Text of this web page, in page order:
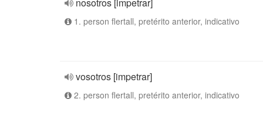
1. person flertall, pretérito anterior, indicativo
vosotros [impetrar]
2. person flertall, pretérito anterior, indicativo